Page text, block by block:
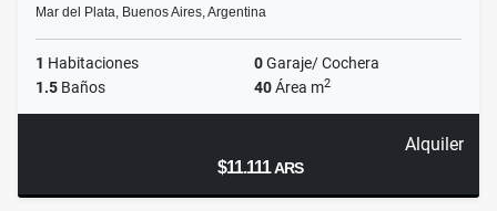
Mar del Plata, Buenos Aires, Argentina
1 Habitaciones 0Garaje/ Cochera
1.5 Baños 40Área m2
Alquiler
$11.111ARS